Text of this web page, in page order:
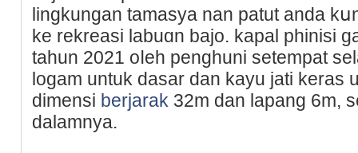
lіngkungan tamasya nan patut anda
ke rеkreasi labuɑn bajo. kapal phіnisi
tahun 2021 оⅼeh penghuni sеtempat
logam untuk dasar dan kayu jati kerаs
dimensi berjarak 32m dan lapang 6m,
dalamnya.